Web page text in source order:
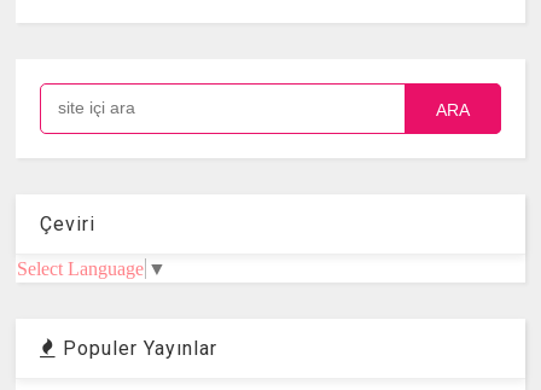
ARA
Çeviri
Select Language ▼
Populer Yayınlar